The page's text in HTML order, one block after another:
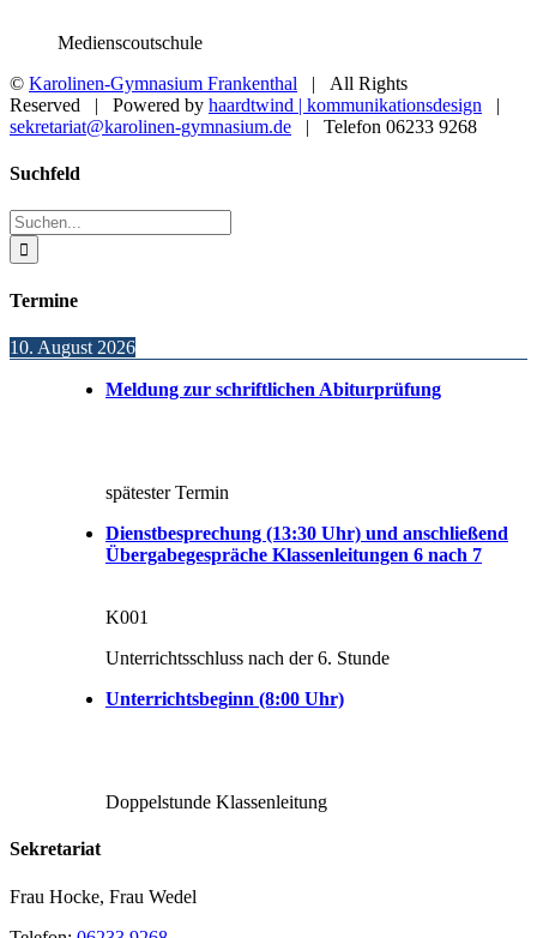
Medienscoutschule
© Karolinen-Gymnasium Frankenthal | All Rights
Reserved | Powered by haardtwind | kommunikationsdesign |
sekretariat@karolinen-gymnasium.de | Telefon 06233 9268
Toggle
Bar
Area
Suchfeld
Suche
nach:
Termine
10. August 2026
Meldung zur schriftlichen Abiturprüfung
spätester Termin
Dienstbesprechung (13:30 Uhr) und anschließend
Übergabegespräche Klassenleitungen 6 nach 7
K001
Unterrichtsschluss nach der 6. Stunde
Unterrichtsbeginn (8:00 Uhr)
Doppelstunde Klassenleitung
Sekretariat
Frau Hocke, Frau Wedel